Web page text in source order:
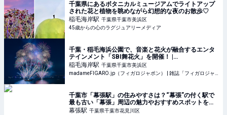
千葉県にあるボタニカルミュージアムでライトアップ
された花と植物を眺めながら幻想的な夜のお散歩♡
稲毛海岸駅 千葉県千葉市美浜区
45歳からの心のラグジュアリーメディア
千葉・稲毛海浜公園で、音楽と花火が融合するエンタ
テインメント「SBI舞花火」を開催！ |
madameFIGARO.jp（フィガロジャポン）
稲毛海岸駅 千葉県千葉市美浜区
千葉市「幕張駅」の住みやすさは？“幕張”の付く駅で
最も古い「幕張」周辺の魅力やおすすめスポットを紹
介 - LIFE LIST - 好きな街・住みたい街・私の街
幕張駅 千葉県千葉市花見川区